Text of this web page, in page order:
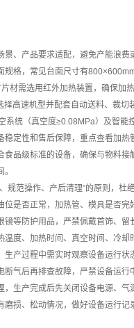
景、产品要求适配，避免产能浪费
规格，常见台面尺寸有
材需选用红外加热装置，确保加
高速机型并配套自动送料、裁切
统（真空度≥0.08MPa）及智能
定性和售后保障，重点查看加热
品级标准的设备，确保与物料接
规范操作、产后清理”的原则，杜
是否正常，加热管、模具是否完
等防护用品，严禁佩戴首饰、留
度、加热时间、真空时间、冷却
产过程中需实时观察设备运行状
气后再排查故障，严禁设备运行
生产完成后先关闭设备电源、气
损、松动情况，做好设备运行记